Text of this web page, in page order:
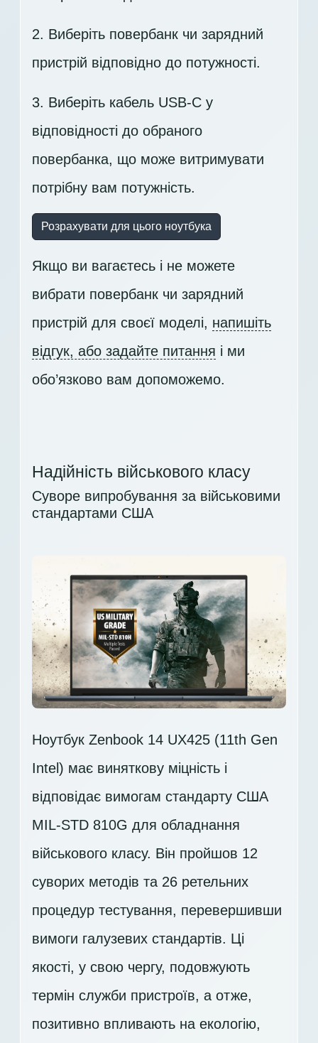
2. Виберіть повербанк чи зарядний
пристрій відповідно до потужності.
3. Виберіть кабель USB-C у
відповідності до обраного
повербанка, що може витримувати
потрібну вам потужність.
Розрахувати для цього ноутбука
Якщо ви вагаєтесь і не можете
вибрати повербанк чи зарядний
пристрій для своєї моделі, напишіть
відгук, або задайте питання і ми
обо’язково вам допоможемо.
Надійність військового класу
Суворе випробування за військовими
стандартами США
Ноутбук Zenbook 14 UX425 (11th Gen
Intel) має виняткову міцність і
відповідає вимогам стандарту США
MIL-STD 810G для обладнання
військового класу. Він пройшов 12
суворих методів та 26 ретельних
процедур тестування, перевершивши
вимоги галузевих стандартів. Ці
якості, у свою чергу, подовжують
термін служби пристроїв, а отже,
позитивно впливають на екологію,